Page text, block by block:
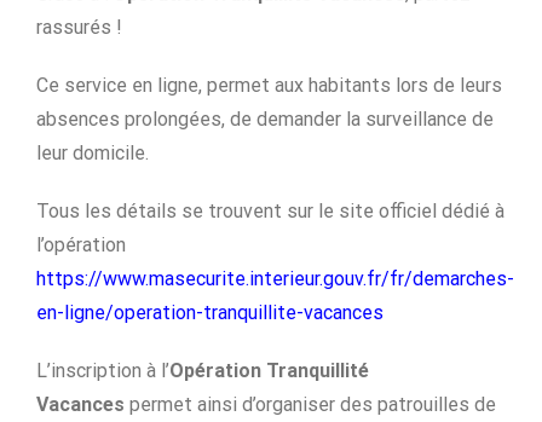
rassurés !
Ce service en ligne, permet aux habitants lors de leurs
absences prolongées, de demander la surveillance de
leur domicile.
Tous les détails se trouvent sur le site officiel dédié à
l’opération
https://www.masecurite.interieur.gouv.fr/fr/demarches-
en-ligne/operation-tranquillite-vacances
L’inscription à l’Opération Tranquillité
Vacances permet ainsi d’organiser des patrouilles de